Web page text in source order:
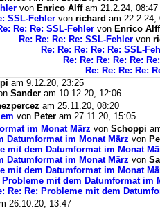
von Enrico Alffam 21.2.24, 08:47
SSL-Fehler von richard am 22.2.24,
Re: Re: SSL-Fehler von Enrico Alff
Re: Re: Re: Re: SSL-Fehler von
Re: Re: Re: Re: Re: SSL-
Re: Re: Re: Re: Re:
Re: Re: Re: Re:
am 9.12.20, 23:25
Sander am 10.12.20, 12:06
am 25.11.20, 08:20
von Peter am 27.11.20, 15:05
im Monat März von Schoppi
Datumformat im Monat März von
mit dem Datumformat im Monat
Datumformat im Monat März von
mit dem Datumformat im Monat
Probleme mit dem Datumformat im
Re: Re: Probleme mit dem
26.10.20, 13:47